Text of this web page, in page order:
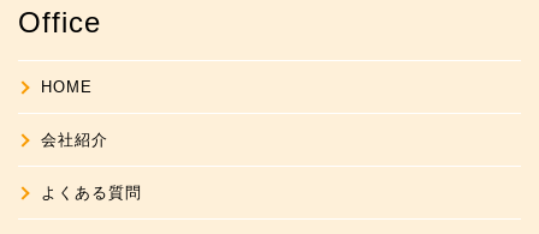
Office
HOME
会社紹介
よくある質問